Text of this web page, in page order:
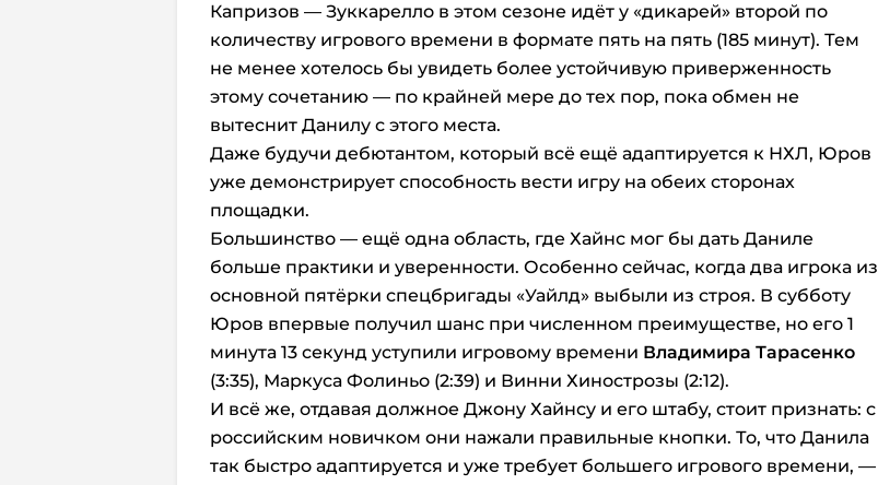
Капризов — Зуккарелло в этом сезоне идёт у «дикарей» второй по
количеству игрового времени в формате пять на пять (185 минут). Тем
не менее хотелось бы увидеть более устойчивую приверженность
этому сочетанию — по крайней мере до тех пор, пока обмен не
вытеснит Данилу с этого места.
Даже будучи дебютантом, который всё ещё адаптируется к НХЛ, Юров
уже демонстрирует способность вести игру на обеих сторонах
площадки.
Большинство — ещё одна область, где Хайнс мог бы дать Даниле
больше практики и уверенности. Особенно сейчас, когда два игрока из
основной пятёрки спецбригады «Уайлд» выбыли из строя. В субботу
Юров впервые получил шанс при численном преимуществе, но его 1
минута 13 секунд уступили игровому времени Владимира Тарасенко
(3:35), Маркуса Фолиньо (2:39) и Винни Хинострозы (2:12).
И всё же, отдавая должное Джону Хайнсу и его штабу, стоит признать: с
российским новичком они нажали правильные кнопки. То, что Данила
так быстро адаптируется и уже требует большего игрового времени, —